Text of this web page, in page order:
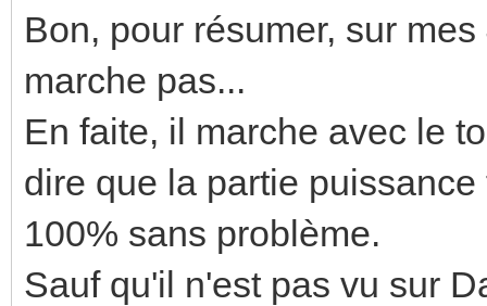
Bon, pour résumer, sur
marche pas...
En faite, il marche avec le
dire que la partie
100% sans problème.
Sauf qu'il n'est pas vu sur